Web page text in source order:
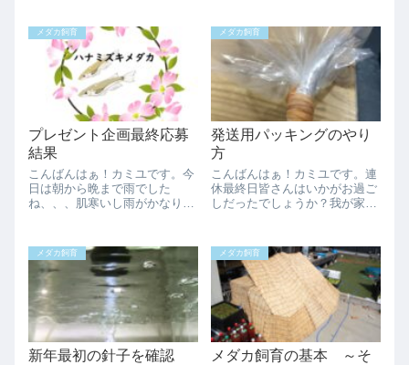
て若魚達の所に合流させていま
す。大きさ違うから一目...
しておりますのでよろしくお願
いします。さて昨日の記事で漂
白剤の使用について記載した
所、かなりの反響が...
メダカ飼育
プレゼント企画最終応募
結果
こんばんはぁ！カミユです。今
日は朝から晩まで雨でした
ね、、、肌寒いし雨がかなり強
は午前中からお客様がいらっし
ゃいました！まぁ用事のついで
に立ち寄られたのですが、メダ
カ関係の友人が来たの...
メダカ飼育
発送用パッキングのやり
方
こんばんはぁ！カミユです。連
休最終日皆さんはいかがお過ご
しだったでしょうか？我が家は
で今日は終了でした。ネタがな
ーいと困っていたらめだかのあ
っこちゃんさんからパッキング
の仕方について問...
メダカ飼育
新年最初の針子を確認
メダカ飼育
メダカ飼育の基本 ～そ